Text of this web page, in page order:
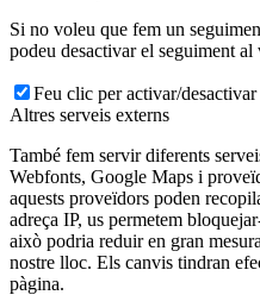
Si no voleu que fem un
podeu desactivar el seguiment
Feu clic per activar/
Altres serveis externs
També fem servir diferents
Webfonts, Google Maps i
aquests proveïdors poden
adreça IP, us permetem
això podria reduir en gran
nostre lloc. Els canvis tindran
pàgina.